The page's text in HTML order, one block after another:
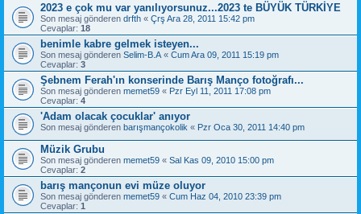
2023 e çok mu var yanılıyorsunuz...2023 te BÜYÜK TÜRKİYE
Son mesaj gönderen drfth « Çrş Ara 28, 2011 15:42 pm
Cevaplar: 18
benimle kabre gelmek isteyen...
Son mesaj gönderen Selim-B.A « Cum Ara 09, 2011 15:19 pm
Cevaplar: 3
Şebnem Ferah'ın konserinde Barış Manço fotoğrafı...
Son mesaj gönderen memet59 « Pzr Eyl 11, 2011 17:08 pm
Cevaplar: 4
'Adam olacak çocuklar' anıyor
Son mesaj gönderen barışmançokolik « Pzr Oca 30, 2011 14:40 pm
Müzik Grubu
Son mesaj gönderen memet59 « Sal Kas 09, 2010 15:00 pm
Cevaplar: 2
barış mançonun evi müze oluyor
Son mesaj gönderen memet59 « Cum Haz 04, 2010 23:39 pm
Cevaplar: 1